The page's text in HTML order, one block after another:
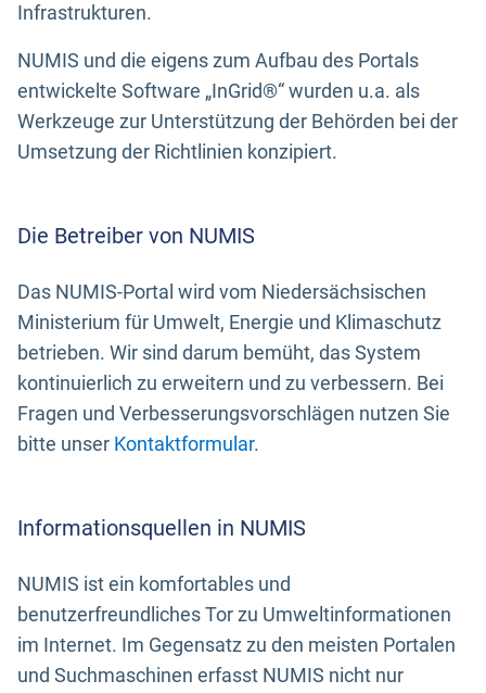
Infrastrukturen.
NUMIS und die eigens zum Aufbau des Portals
entwickelte Software „InGrid®“ wurden u.a. als
Werkzeuge zur Unterstützung der Behörden bei der
Umsetzung der Richtlinien konzipiert.
Die Betreiber von NUMIS
Das NUMIS-Portal wird vom Niedersächsischen
Ministerium für Umwelt, Energie und Klimaschutz
betrieben. Wir sind darum bemüht, das System
kontinuierlich zu erweitern und zu verbessern. Bei
Fragen und Verbesserungsvorschlägen nutzen Sie
bitte unser Kontaktformular.
Informationsquellen in NUMIS
NUMIS ist ein komfortables und
benutzerfreundliches Tor zu Umweltinformationen
im Internet. Im Gegensatz zu den meisten Portalen
und Suchmaschinen erfasst NUMIS nicht nur